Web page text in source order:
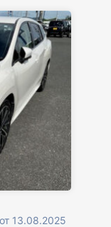
13.08.2025